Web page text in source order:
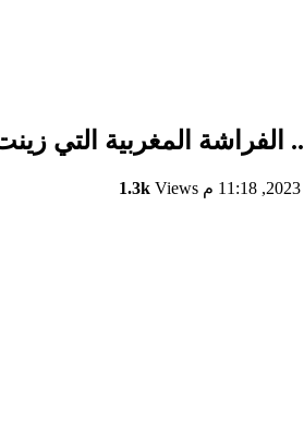
الفراشة المغربية التي
1.3k Views